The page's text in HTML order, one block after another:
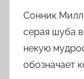
Сонник
серая шуба
некую
обозначает